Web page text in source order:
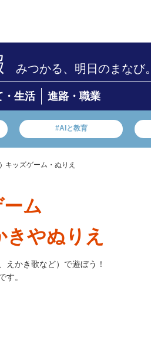
みつかる、明日のまなび。
・生活 進路・職業
#AIと教育
ッズゲーム・ぬりえ
ム
やぬりえ
えかき歌など）で遊ぼう！
す。